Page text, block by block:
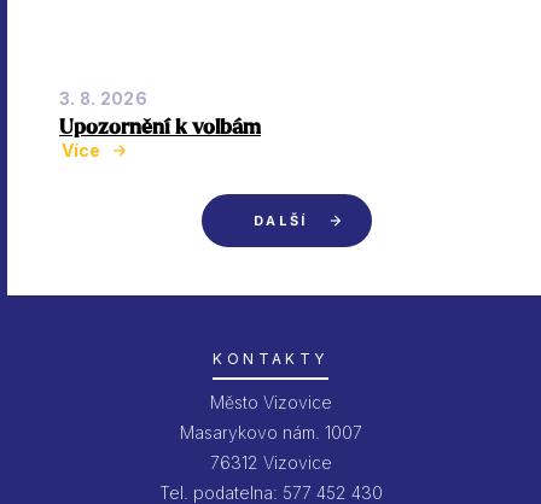
3. 8. 2026
Upozornění k volbám
Více
DALŠÍ
KONTAKTY
Město Vizovice
Masarykovo nám. 1007
76312 Vizovice
Tel. podatelna: 577 452 430